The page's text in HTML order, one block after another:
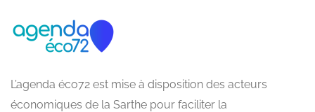
L’agenda éco72 est mise à disposition des acteurs
économiques de la Sarthe pour faciliter la